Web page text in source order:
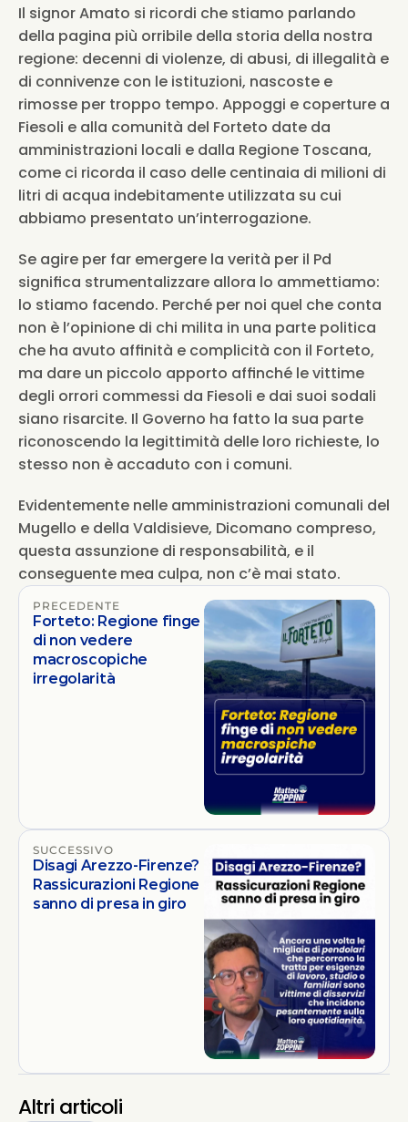
Il signor Amato si ricordi che stiamo parlando
della pagina più orribile della storia della nostra
regione: decenni di violenze, di abusi, di illegalità e
di connivenze con le istituzioni, nascoste e
rimosse per troppo tempo. Appoggi e coperture a
Fiesoli e alla comunità del Forteto date da
amministrazioni locali e dalla Regione Toscana,
come ci ricorda il caso delle centinaia di milioni di
litri di acqua indebitamente utilizzata su cui
abbiamo presentato un’interrogazione.
Se agire per far emergere la verità per il Pd
significa strumentalizzare allora lo ammettiamo:
lo stiamo facendo. Perché per noi quel che conta
non è l’opinione di chi milita in una parte politica
che ha avuto affinità e complicità con il Forteto,
ma dare un piccolo apporto affinché le vittime
degli orrori commessi da Fiesoli e dai suoi sodali
siano risarcite. Il Governo ha fatto la sua parte
riconoscendo la legittimità delle loro richieste, lo
stesso non è accaduto con i comuni.
Evidentemente nelle amministrazioni comunali del
Mugello e della Valdisieve, Dicomano compreso,
questa assunzione di responsabilità, e il
conseguente mea culpa, non c’è mai stato.
PRECEDENTE
Forteto: Regione finge
di non vedere
macroscopiche
irregolarità
SUCCESSIVO
Disagi Arezzo-Firenze?
Rassicurazioni Regione
sanno di presa in giro
Altri articoli